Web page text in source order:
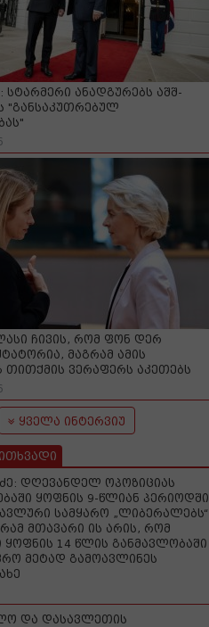
სტარმერი ანადგურებს აშშ-
"განსაკუთრებულ
ჩივის, რომ ფონ დერ
მაგრამ ამის
თითქმის ვერაფერს აკეთებს
ყველა ინტერვიუ
დღევანდელ ოპოზიციას
ყოფნის 9-წლიან პერიოდში
სამყარო „ლიბერალებს“
მთავარი ის არის, რომ
ყოფნის 14 წლის განმავლობაში
მეტად გამოავლინეს
და დასავლეთის